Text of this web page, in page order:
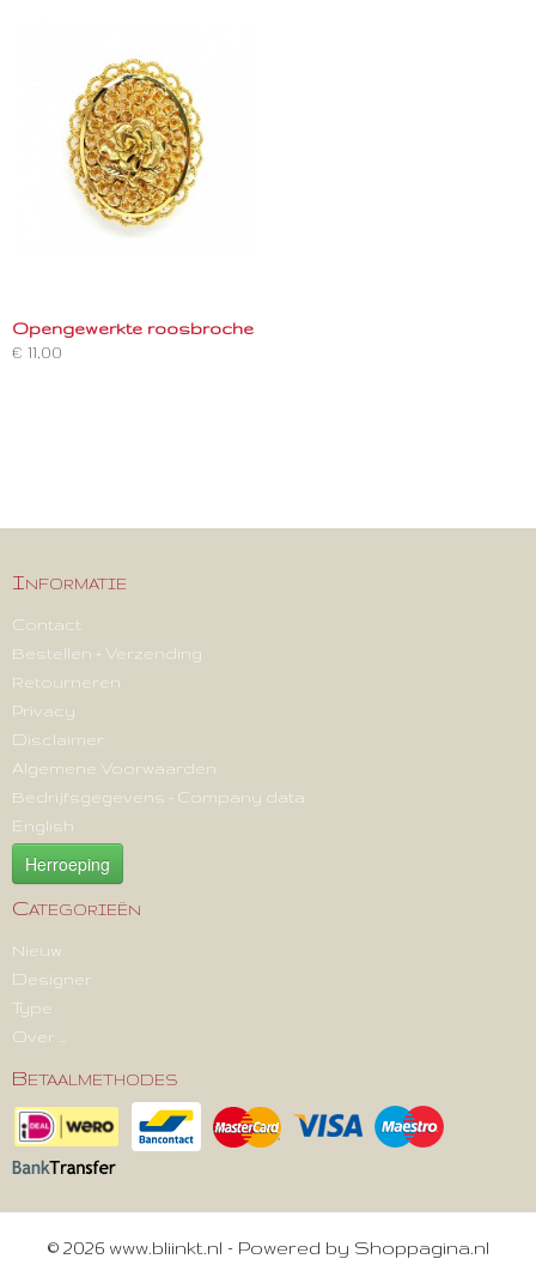
Opengewerkte roosbroche
€ 11,00
Informatie
Contact
Bestellen + Verzending
Retourneren
Privacy
Disclaimer
Algemene Voorwaarden
Bedrijfsgegevens - Company data
English
Herroeping
Categorieën
Nieuw
Designer
Type
Over ...
Betaalmethodes
© 2026 www.bliinkt.nl - Powered by Shoppagina.nl